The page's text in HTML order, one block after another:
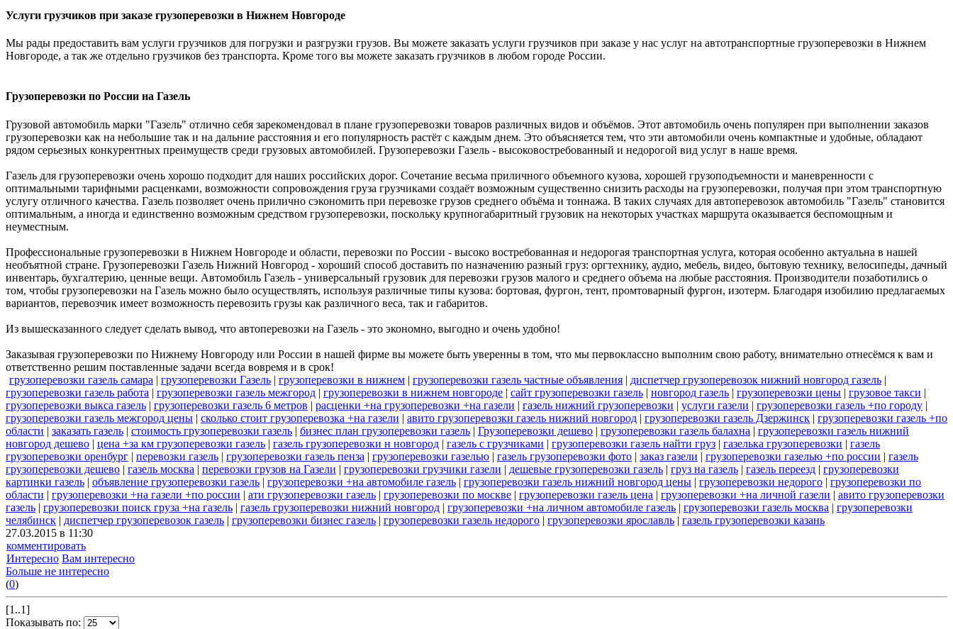
Услуги грузчиков при заказе грузоперевозки в Нижнем Новгороде
Мы рады предоставить вам услуги грузчиков для погрузки и разгрузки грузов. Вы можете заказать услуги грузчиков при заказе у нас услуг на автотранспортные грузоперевозки в Нижнем
Новгороде, а так же отдельно грузчиков без транспорта. Кроме того вы можете заказать грузчиков в любом городе России.
Грузоперевозки по России на Газель
Грузовой автомобиль марки "Газель" отлично себя зарекомендовал в плане грузоперевозки товаров различных видов и объёмов. Этот автомобиль очень популярен при выполнении заказов
грузоперевозки как на небольшие так и на дальние расстояния и его популярность растёт с каждым днем. Это объясняется тем, что эти автомобили очень компактные и удобные, обладают
рядом серьезных конкурентных преимуществ среди грузовых автомобилей. Грузоперевозки Газель - высоковостребованный и недорогой вид услуг в наше время.
Газель для грузоперевозки очень хорошо подходит для наших российских дорог. Сочетание весьма приличного объемного кузова, хорошей грузоподъемности и маневренности с
оптимальными тарифными расценками, возможности сопровождения груза грузчиками создаёт возможным существенно снизить расходы на грузоперевозки, получая при этом транспортную
услугу отличного качества. Газель позволяет очень прилично сэкономить при перевозке грузов среднего объёма и тоннажа. В таких случаях для автоперевозок автомобиль "Газель" становится
оптимальным, а иногда и единственно возможным средством грузоперевозки, поскольку крупногабаритный грузовик на некоторых участках маршрута оказывается беспомощным и
неуместным.
Профессиональные грузоперевозки в Нижнем Новгороде и области, перевозки по России - высоко востребованная и недорогая транспортная услуга, которая особенно актуальна в нашей
необъятной стране. Грузоперевозки Газель Нижний Новгород - хороший способ доставить по назначению разный груз: оргтехнику, аудио, мебель, видео, бытовую технику, велосипеды, дачный
инвентарь, бухгалтерию, ценные вещи. Автомобиль Газель - универсальный грузовик для перевозки грузов малого и среднего объема на любые расстояния. Производители позаботились о
том, чтобы грузоперевозки на Газель можно было осуществлять, используя различные типы кузова: бортовая, фургон, тент, промтоварный фургон, изотерм. Благодаря изобилию предлагаемых
вариантов, перевозчик имеет возможность перевозить грузы как различного веса, так и габаритов.
Из вышесказанного следует сделать вывод, что автоперевозки на Газель - это экономно, выгодно и очень удобно!
Заказывая грузоперевозки по Нижнему Новгороду или России в нашей фирме вы можете быть уверенны в том, что мы первоклассно выполним свою работу, внимательно отнесёмся к вам и
ответственно решим поставленные задачи всегда вовремя и в срок!
грузоперевозки газель самара | грузоперевозки Газель | грузоперевозки в нижнем | грузоперевозки газель частные объявления | диспетчер грузоперевозок нижний новгород газель |
грузоперевозки газель работа | грузоперевозки газель межгород | грузоперевозки в нижнем новгороде | сайт грузоперевозки газель | новгород газель | грузоперевозки цены | грузовое такси |
грузоперевозки выкса газель | грузоперевозки газель 6 метров | расценки +на грузоперевозки +на газели | газель нижний грузоперевозки | услуги газели | грузоперевозки газель +по городу |
грузоперевозки газель межгород цены | сколько стоит грузоперевозка +на газели | авито грузоперевозки газель нижний новгород | грузоперевозки газель Дзержинск | грузоперевозки газель +по
области | заказать газель | стоимость грузоперевозки газель | бизнес план грузоперевозки газель | Грузоперевозки дешево | грузоперевозки газель балахна | грузоперевозки газель нижний
новгород дешево | цена +за км грузоперевозки газель | газель грузоперевозки н новгород | газель с грузчиками | грузоперевозки газель найти груз | газелька грузоперевозки | газель
грузоперевозки оренбург | перевозки газель | грузоперевозки газель пенза | грузоперевозки газелью | газель грузоперевозки фото | заказ газели | грузоперевозки газелью +по россии | газель
грузоперевозки дешево | газель москва | перевозки грузов на Газели | грузоперевозки грузчики газели | дешевые грузоперевозки газель | груз на газель | газель переезд | грузоперевозки
картинки газель | объявление грузоперевозки газель | грузоперевозки +на автомобиле газель | грузоперевозки газель нижний новгород цены | грузоперевозки недорого | грузоперевозки по
области | грузоперевозки +на газели +по россии | ати грузоперевозки газель | грузоперевозки по москве | грузоперевозки газель цена | грузоперевозки +на личной газели | авито грузоперевозки
газель | грузоперевозки поиск груза +на газель | газель грузоперевозки нижний новгород | грузоперевозки +на личном автомобиле газель | грузоперевозки газель москва | грузоперевозки
челябинск | диспетчер грузоперевозок газель | грузоперевозки бизнес газель | грузоперевозки газель недорого | грузоперевозки ярославль | газель грузоперевозки казань
27.03.2015 в 11:30
комментировать
Интересно Вам интересно
Больше не интересно
(0)
[1..1]
Показывать по: